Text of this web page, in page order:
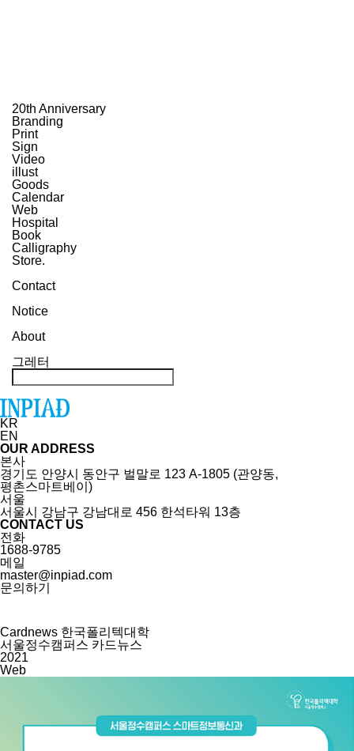
20th Anniversary
Branding
Print
Sign
Video
illust
Goods
Calendar
Web
Hospital
Book
Calligraphy
Store.
Contact
Notice
About
그레터
KR
EN
OUR ADDRESS
본사
경기도 안양시 동안구 벌말로 123 A-1805 (관양동,
평촌스마트베이)
서울
서울시 강남구 강남대로 456 한석타워 13층
CONTACT US
전화
1688-9785
메일
master@inpiad.com
문의하기
Cardnews 한국폴리텍대학
서울정수캠퍼스 카드뉴스
2021
Web